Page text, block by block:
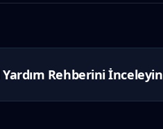
Rehberini İnceleyin